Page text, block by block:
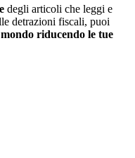
degli articoli che leggi e
detrazioni fiscali, puoi
riducendo le tue